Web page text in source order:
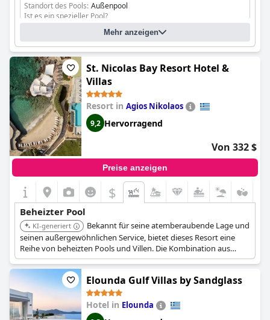
Standort des Pools: Außenpool
Ist es ein spezieller Pool?
Meer/Salzwasser-Pool
Mehr anzeigen
St. Nicolas Bay Resort Hotel &
Villas
Resort in Agios Nikolaos
9,2 Hervorragend
Von 332 $
Preise anzeigen
$
Beheizter Pool
KI-generiert
Bekannt für seine atemberaubende Lage und
seinen außergewöhnlichen Service, bietet dieses Resort eine
Reihe von beheizten Pools und Villen. Die Kombination aus
wunderschöner Landschaft und exzellenten Annehmlichkeiten
macht es zu einer beliebten Wahl.
Elounda Gulf Villas by Sandglass
Hotel in Elounda